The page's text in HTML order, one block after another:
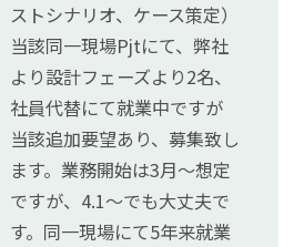
ストシナリオ、ケース策定）
当該同一現場Pjtにて、弊社
より設計フェーズより2名、
社員代替にて就業中ですが
当該追加要望あり、募集致し
ます。業務開始は3月～想定
ですが、4.1～でも大丈夫で
す。同一現場にて5年来就業